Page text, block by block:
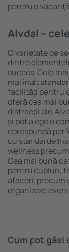
pentru o
Alvdal –
O varietate de
dintre
succes. Cele
mai înalt
facilități pentru
oferă cea mai
distracţii din
și pot alege o
corespundă
cu standarde
wellness
Cea mai bună
pentru cupluri,
afaceri, precum
organizeze
Cum pot găsi